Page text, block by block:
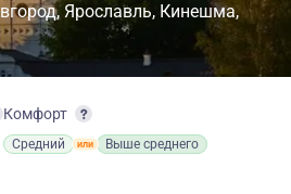
Ярославль Кинешма
Комфорт
Средний Выше среднего